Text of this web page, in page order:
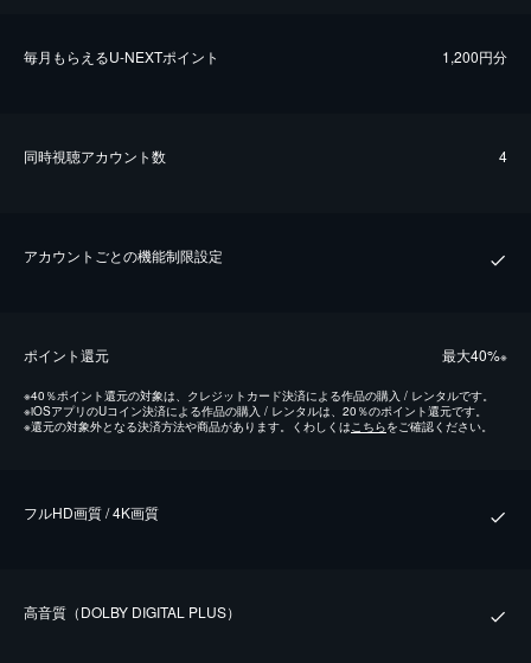
毎⽉もらえるU-NEXTポイント 1,200円分
同時視聴アカウント数 4
アカウントごとの機能制限設定
ポイント還元 最⼤40%※
※40％ポイント還元の対象は、クレジットカード決済による作品の購入 / レンタルです。
※iOSアプリのUコイン決済による作品の購入 / レンタルは、20％のポイント還元です。
※還元の対象外となる決済方法や商品があります。くわしくはこちらをご確認ください。
フルHD画質 / 4K画質
⾼⾳質（DOLBY DIGITAL PLUS）